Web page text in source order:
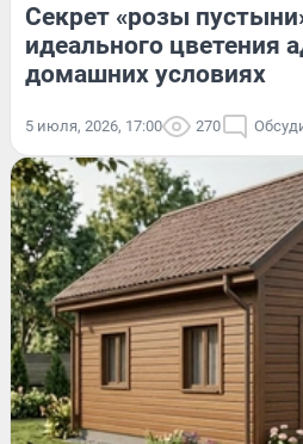
Секрет «розы
идеального цветения
домашних условиях
5 июля, 2026, 17:00 270